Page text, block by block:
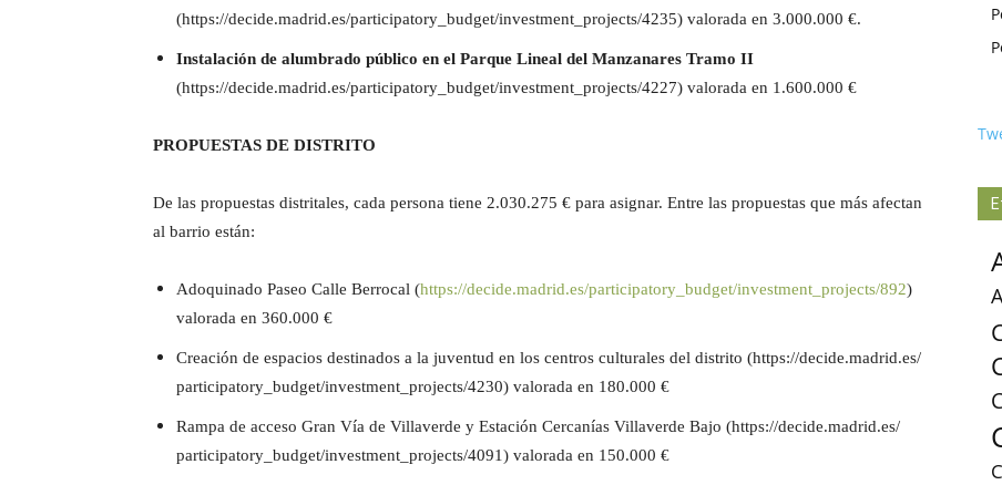
(https://decide.madrid.es/participatory_budget/investment_projects/4235) valorada en 3.000.000 €.
Instalación de alumbrado público en el Parque Lineal del Manzanares Tramo II
(https://decide.madrid.es/participatory_budget/investment_projects/4227) valorada en 1.600.000 €
PROPUESTAS DE DISTRITO
De las propuestas distritales, cada persona tiene 2.030.275 € para asignar. Entre las propuestas que más afectan
al barrio están:
Adoquinado Paseo Calle Berrocal (https://decide.madrid.es/participatory_budget/investment_projects/892)
valorada en 360.000 €
Creación de espacios destinados a la juventud en los centros culturales del distrito (https://decide.madrid.es/
participatory_budget/investment_projects/4230) valorada en 180.000 €
Rampa de acceso Gran Vía de Villaverde y Estación Cercanías Villaverde Bajo (https://decide.madrid.es/
participatory_budget/investment_projects/4091) valorada en 150.000 €